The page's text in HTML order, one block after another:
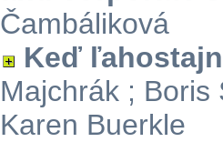
Čambáliková
Keď
Majchrák ; Boris
Karen Buerkle